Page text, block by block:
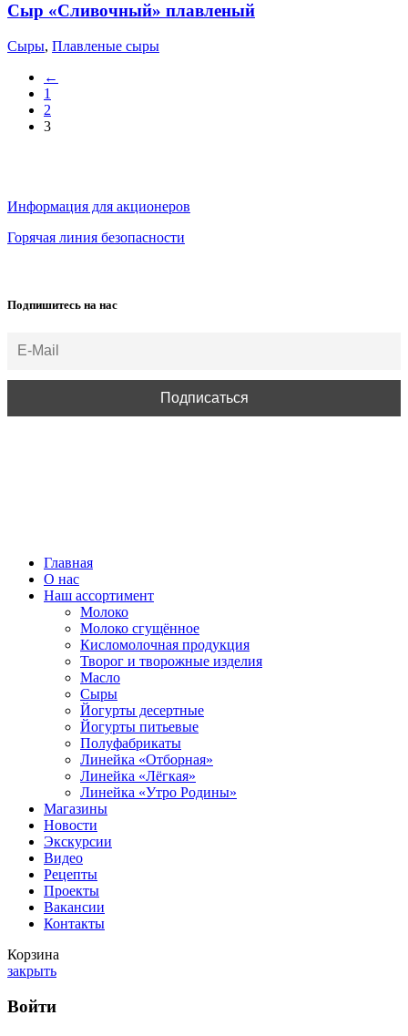
Сыр «Сливочный» плавленый
Сыры, Плавленые сыры
←
1
2
3
Информация для акционеров
Горячая линия безопасности
Подпишитесь на нас
Главная
О нас
Наш ассортимент
Молоко
Молоко сгущённое
Кисломолочная продукция
Творог и творожные изделия
Масло
Сыры
Йогурты десертные
Йогурты питьевые
Полуфабрикаты
Линейка «Отборная»
Линейка «Лёгкая»
Линейка «Утро Родины»
Магазины
Новости
Экскурсии
Видео
Рецепты
Проекты
Вакансии
Контакты
Корзина
закрыть
Войти